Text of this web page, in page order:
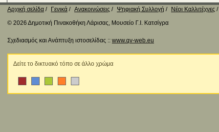
Αρχική σελίδα Γενικά Ανακοινώσεις Ψηφιακή Συλλογή
Νέοι Καλλιτέχνες
© 2026 Δημοτική Πινακοθήκη Λάρισας, Μουσείο Γ.Ι. Κατσίγρα
Σχεδιασμός και Ανάπτυξη ιστοσελίδας :: www.qv-web.eu
Δείτε το δικτυακό τόπο σε άλλο χρώμα